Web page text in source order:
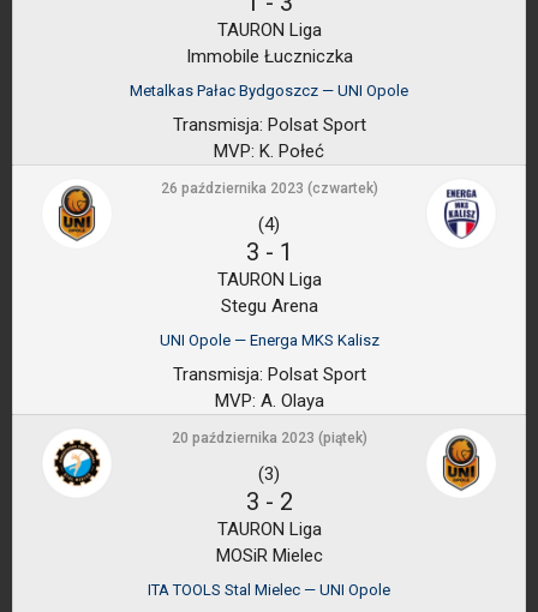
TAURON Liga
Immobile Łuczniczka
Metalkas Pałac Bydgoszcz — UNI Opole
Transmisja: Polsat Sport
MVP: K. Połeć
26 października 2023 (czwartek)
(4)
3 - 1
TAURON Liga
Stegu Arena
UNI Opole — Energa MKS Kalisz
Transmisja: Polsat Sport
MVP: A. Olaya
20 października 2023 (piątek)
(3)
3 - 2
TAURON Liga
MOSiR Mielec
ITA TOOLS Stal Mielec — UNI Opole